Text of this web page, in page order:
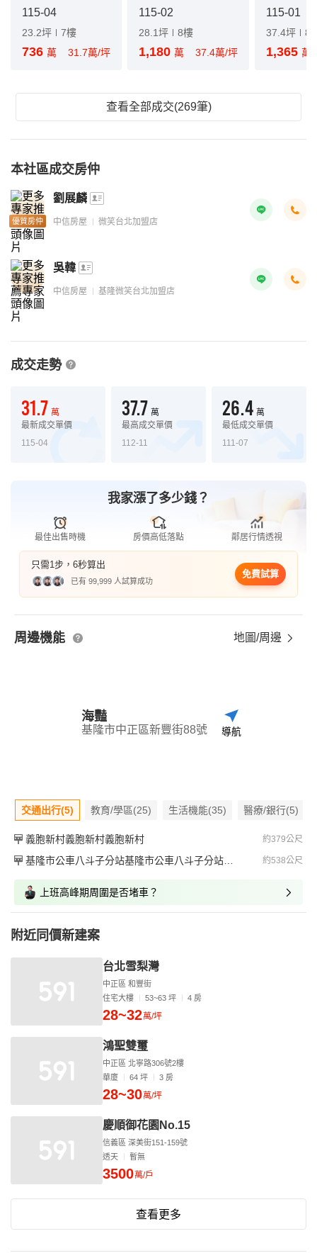
115-04
23.2坪 7樓
736 萬 31.7萬/坪
115-02
28.1坪 8樓
1,180 萬 37.4萬/坪
115-01
37.4坪 8
1,365 萬
查看全部成交(269筆)
本社區成交房仲
優質房仲
劉展麟
中信房屋 微笑台北加盟店
吳韓
中信房屋 基隆微笑台北加盟店
成交走勢
31.7 萬
最新成交單價
115-04
37.7 萬
最高成交單價
112-11
26.4 萬
最低成交單價
111-07
我家漲了多少錢？
最佳出售時機 房價高低落點 鄰居行情透視
只需1步，6秒算出
已有 99,999 人試算成功
免費試算
周邊機能 地圖/周邊
海豔
基隆市中正區新豐街88號 導航
交通出行(5) 教育/學區(25) 生活機能(35) 醫療/銀行(5)
義胞新村義胞新村義胞新村 約379公尺
基隆市公車八斗子分站基隆市公車八斗子分站基隆市公車八斗子分站 約538公尺
上班高峰期周圍是否堵車？
附近同價新建案
台北雪梨灣
中正區 和豐街
住宅大樓
53~63 坪 4 房
28~32萬/坪
鴻聖雙璽
中正區 北寧路306號2樓
華廈
64 坪 3 房
28~30萬/坪
慶順御花園No.15
信義區 深美街151-159號
透天
暫無
3500萬/戶
查看更多